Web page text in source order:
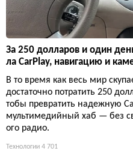
За 250 долларов и один
ла CarPlay, навигацию и
В то время как весь мир
достаточно потратить 250
тобы превратить надежную
мультимедийный хаб — без
ого радио.
Технологии 4 701